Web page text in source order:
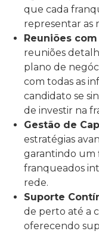
que cada
representar as
Reuniões
reuniões
plano de
com todas as
candidato se
de investir na
Gestão de
estratégias
garantindo um
franqueados
rede.
Suporte
de perto até a
oferecendo